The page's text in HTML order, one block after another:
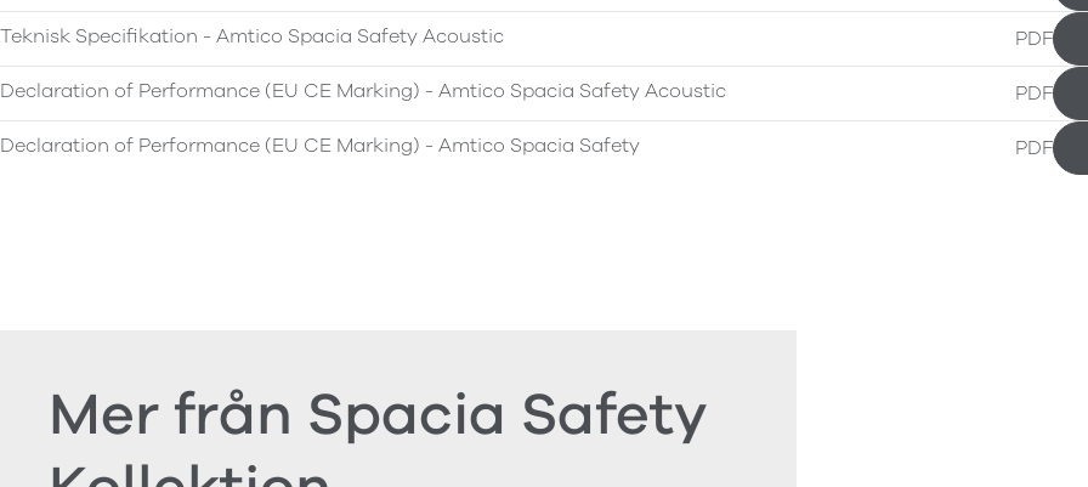
Teknisk Specifikation - Amtico Spacia Safety Acoustic
PDF
Declaration of Performance (EU CE Marking) - Amtico Spacia Safety Acoustic
PDF
Declaration of Performance (EU CE Marking) - Amtico Spacia Safety
PDF
Mer från Spacia Safety